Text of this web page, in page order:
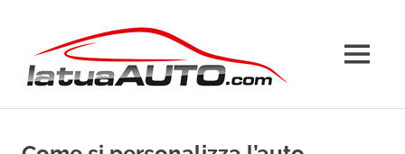
contenuto
MENU